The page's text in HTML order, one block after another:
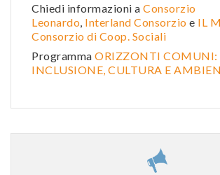
Chiedi informazioni a Consorzio
Leonardo, Interland Consorzio e IL
Consorzio di Coop. Sociali
Programma ORIZZONTI COMUNI:
INCLUSIONE, CULTURA E